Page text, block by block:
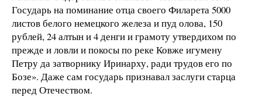
Государь на поминание отца своего Филарета 5000
листов белого немецкого железа и пуд олова, 150
рублей, 24 алтын и 4 денги и грамоту утвердихом по
прежде и ловли и покосы по реке Ковже игумену
Петру да затворнику Иринарху, ради трудов его по
Бозе». Даже сам государь признавал заслуги старца
перед Отечеством.